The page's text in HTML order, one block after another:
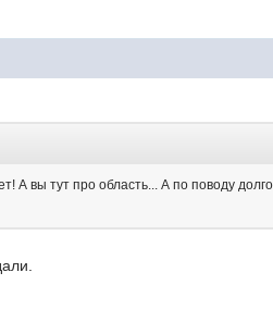
А вы тут про область... А по поводу